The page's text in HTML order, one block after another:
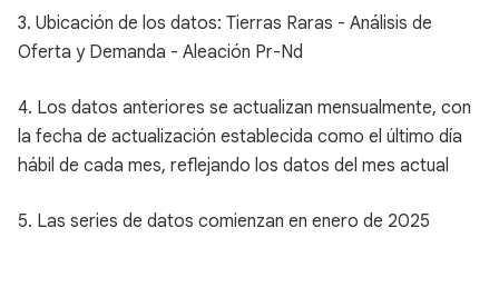
3. Ubicación de los datos: Tierras Raras - Análisis de
Oferta y Demanda - Aleación Pr-Nd
4. Los datos anteriores se actualizan mensualmente, con
la fecha de actualización establecida como el último día
hábil de cada mes, reflejando los datos del mes actual
5. Las series de datos comienzan en enero de 2025